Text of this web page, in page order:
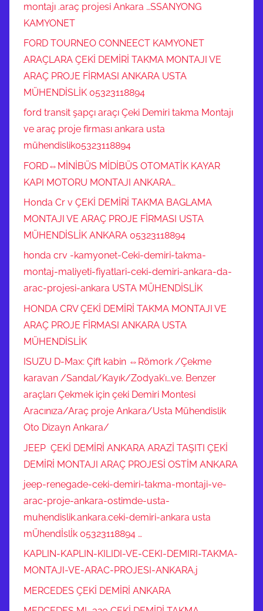
montajı .araç projesi Ankara …SSANYONG
KAMYONET
FORD TOURNEO CONNEECT KAMYONET
ARAÇLARA ÇEKİ DEMİRİ TAKMA MONTAJI VE
ARAÇ PROJE FİRMASI ANKARA USTA
MÜHENDİSLİK 05323118894
ford transit şapçı araçı Çeki Demiri takma Montajı
ve araç proje firması ankara usta
mühendislik05323118894
FORD⇔MİNİBÜS MİDİBÜS OTOMATİK KAYAR
KAPI MOTORU MONTAJI ANKARA…
Honda Cr v ÇEKİ DEMİRİ TAKMA BAGLAMA
MONTAJI VE ARAÇ PROJE FİRMASI USTA
MÜHENDİSLİK ANKARA 05323118894
honda crv -kamyonet-Ceki-demiri-takma-
montaj-maliyeti-fiyatlari-ceki-demiri-ankara-da-
arac-projesi-ankara USTA MÜHENDİSLİK
HONDA CRV ÇEKİ DEMİRİ TAKMA MONTAJI VE
ARAÇ PROJE FİRMASI ANKARA USTA
MÜHENDİSLİK
ISUZU D-Max: Çift kabin ⇔Römork /Çekme
karavan /Sandal/Kayık/Zodyak’ı…ve. Benzer
araçları Çekmek için çeki Demiri Montesi
Aracınıza/Araç proje Ankara/Usta Mühendislik
Oto Dizayn Ankara/
JEEP ÇEKİ DEMİRİ ANKARA ARAZİ TAŞITI ÇEKİ
DEMİRİ MONTAJI ARAÇ PROJESİ OSTİM ANKARA
jeep-renegade-ceki-demiri-takma-montaji-ve-
arac-proje-ankara-ostimde-usta-
muhendislik.ankara.ceki-demiri-ankara usta
mÜhendİslİk 05323118894 …
KAPLIN-KAPLIN-KILIDI-VE-CEKI-DEMIRI-TAKMA-
MONTAJI-VE-ARAC-PROJESI-ANKARA.j
MERCEDES ÇEKİ DEMİRİ ANKARA